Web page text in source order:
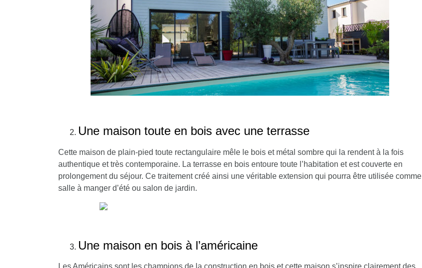
Une maison toute en bois avec une terrasse
Cette maison de plain-pied toute rectangulaire mêle le bois et métal sombre qui la rendent à la fois
authentique et très contemporaine. La terrasse en bois entoure toute l’habitation et est couverte en
prolongement du séjour. Ce traitement créé ainsi une véritable extension qui pourra être utilisée comme
salle à manger d’été ou salon de jardin.
Une maison en bois à l’américaine